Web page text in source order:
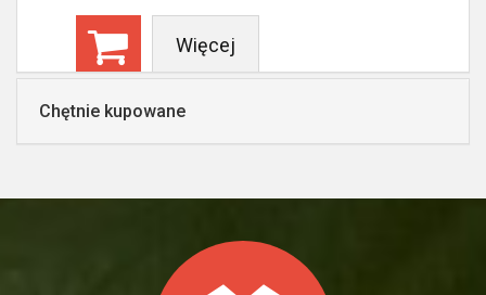
Więcej
Chętnie kupowane